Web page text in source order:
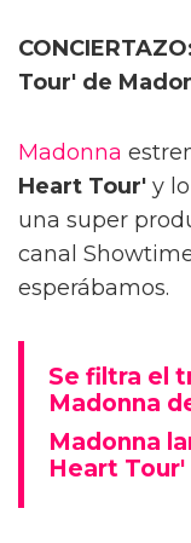
Tour' de
Madonna
Heart Tour' y
una super
canal
esperábamos.
Se filtra el
Madonna
Madonna
Heart Tour'